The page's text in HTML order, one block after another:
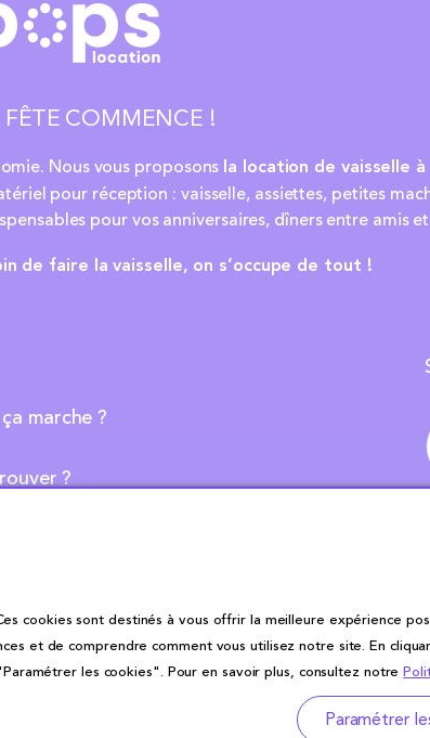
COMMENCE !
Nous vous proposons la location de vaisselle à
pour réception : vaisselle, assiettes, petites
pour vos anniversaires, dîners entre amis
de faire la vaisselle, on s’occupe de tout !
marche ?
?
cookies sont destinés à vous offrir la meilleure expérience
et de comprendre comment vous utilisez notre site. En
les cookies". Pour en savoir plus, consultez notre
Paramétrer